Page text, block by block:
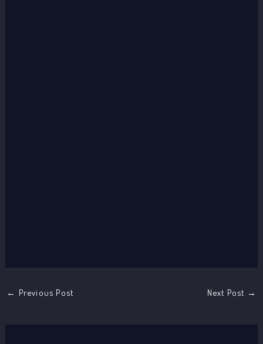
← Previous Post Next Post →